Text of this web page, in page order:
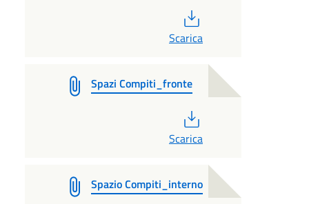
Scarica
Spazi Compiti_fronte
Scarica
Spazio Compiti_interno